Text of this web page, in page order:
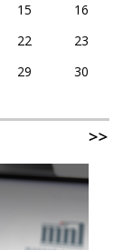
15
16
22
23
29
30